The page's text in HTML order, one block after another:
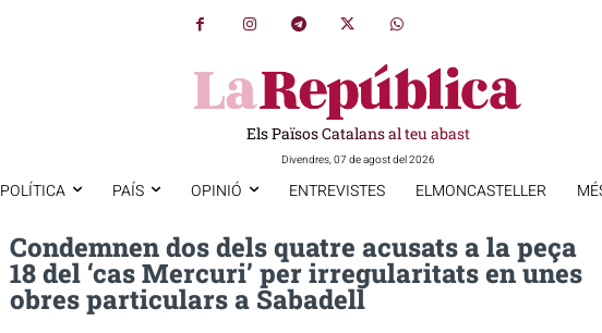
Els Països Catalans al teu abast
Divendres, 07 de agost del 2026
POLÍTICA PAÍS OPINIÓ ENTREVISTES ELMONCASTELLER
Condemnen dos dels quatre acusats a la peça
18 del ‘cas Mercuri’ per irregularitats en unes
obres particulars a Sabadell